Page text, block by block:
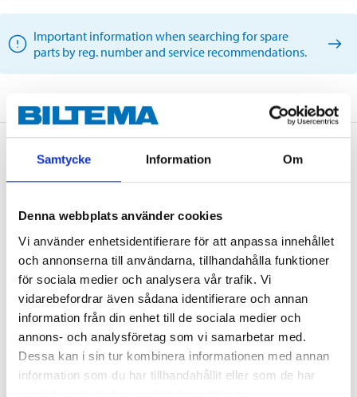
Samtycke Information Om
Denna webbplats använder cookies
Vi använder enhetsidentifierare för att anpassa innehållet
och annonserna till användarna, tillhandahålla funktioner
för sociala medier och analysera vår trafik. Vi
vidarebefordrar även sådana identifierare och annan
information från din enhet till de sociala medier och
annons- och analysföretag som vi samarbetar med.
Dessa kan i sin tur kombinera informationen med annan
information som du har tillhandahållit eller som de har
Important information when searching for spare
parts by reg. number and service recommendations.
Description
Mounting kit for 2 wheels.
Technical specifications
Position
Rear axle
Brake system
Lucas